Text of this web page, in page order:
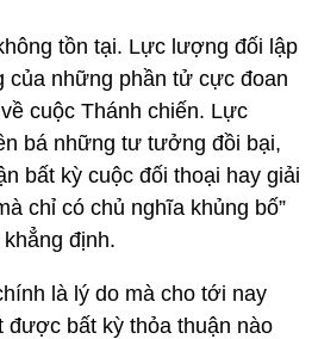
tồn tại. Lực lượng đối lập
của những phần tử cực đoan
cuộc Thánh chiến. Lực
bá những tư tưởng đồi bại,
bất kỳ cuộc đối thoại hay giải
chỉ có chủ nghĩa khủng bố”
định.
là lý do mà cho tới nay
được bất kỳ thỏa thuận nào